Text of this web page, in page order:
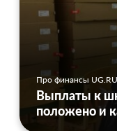
Про финансы UG.RU
Выплаты к
положено и